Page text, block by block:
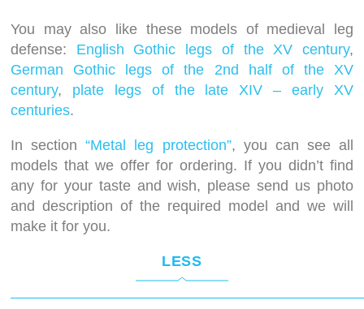
You may also like these models of medieval leg
defense: English Gothic legs of the XV century,
German Gothic legs of the 2nd half of the XV
century, plate legs of the late XIV – early XV
centuries.
In section“Metal leg protection”, you can see all
models that we offer for ordering. If you didn’t find
any for your taste and wish, please send us photo
and description of the required model and we will
make it for you.
LESS